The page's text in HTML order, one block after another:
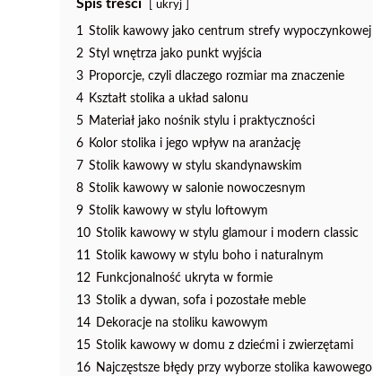
Spis treści ukryj
1 Stolik kawowy jako centrum strefy wypoczynkowej
2 Styl wnętrza jako punkt wyjścia
3 Proporcje, czyli dlaczego rozmiar ma znaczenie
4 Kształt stolika a układ salonu
5 Materiał jako nośnik stylu i praktyczności
6 Kolor stolika i jego wpływ na aranżację
7 Stolik kawowy w stylu skandynawskim
8 Stolik kawowy w salonie nowoczesnym
9 Stolik kawowy w stylu loftowym
10 Stolik kawowy w stylu glamour i modern classic
11 Stolik kawowy w stylu boho i naturalnym
12 Funkcjonalność ukryta w formie
13 Stolik a dywan, sofa i pozostałe meble
14 Dekoracje na stoliku kawowym
15 Stolik kawowy w domu z dziećmi i zwierzętami
16 Najczęstsze błędy przy wyborze stolika kawowego